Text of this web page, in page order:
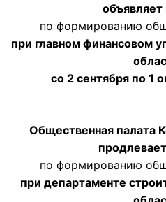
объявляет
по формированию
при главном финансовом
со 2 сентября по 1
Общественная палата
по формированию
при департаменте